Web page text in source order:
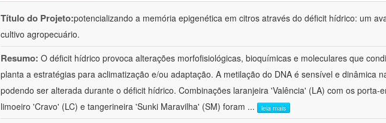
Título do Projeto:potencializando a memória epigenética em citros através do déficit hídrico: um
cultivo agropecuário.
Resumo: O déficit hídrico provoca alterações morfofisiológicas, bioquímicas e moleculares que
planta a estratégias para aclimatização e/ou adaptação. A metilação do DNA é sensível e dinâmica
podendo ser alterada durante o déficit hídrico. Combinações laranjeira 'Valência' (LA) com os porta-
limoeiro 'Cravo' (LC) e tangerineira 'Sunki Maravilha' (SM) foram ... leia mais